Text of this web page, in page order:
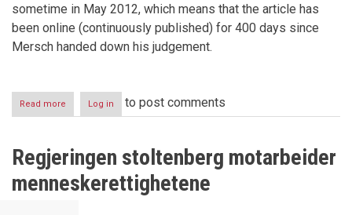
sometime in May 2012, which means that the article has
been online (continuously published) for 400 days since
Mersch handed down his judgement.
Read more
The
RettsNorge
sentenced
in
Log in to post comments
Regjeringen stoltenberg motarbeider
menneskerettighetene